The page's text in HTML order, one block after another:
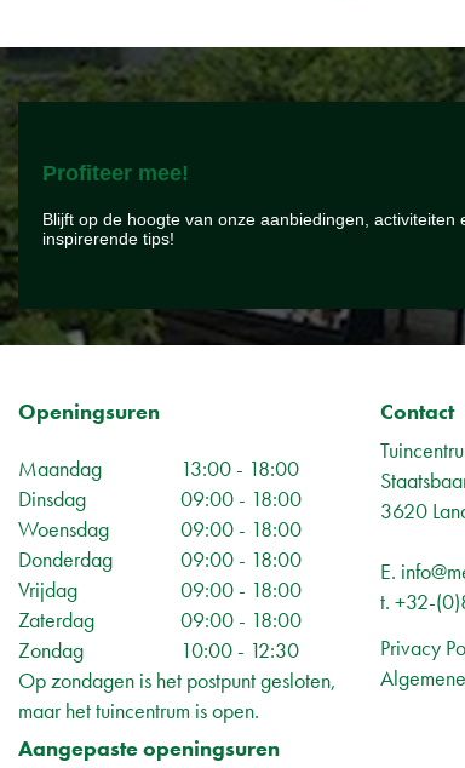
Profiteer mee!
Blijft op de hoogte van onze aanbiedingen, activiteiten
inspirerende tips!
Openingsuren
Maandag
13:00 - 18:00
Dinsdag
09:00 - 18:00
Woensdag
09:00 - 18:00
Donderdag
09:00 - 18:00
Vrijdag
09:00 - 18:00
Zaterdag
09:00 - 18:00
Zondag
10:00 - 12:30
Op zondagen is het postpunt gesloten,
maar het tuincentrum is open.
Aangepaste openingsuren
Contact
3620
E.
t. +32-
Privacy